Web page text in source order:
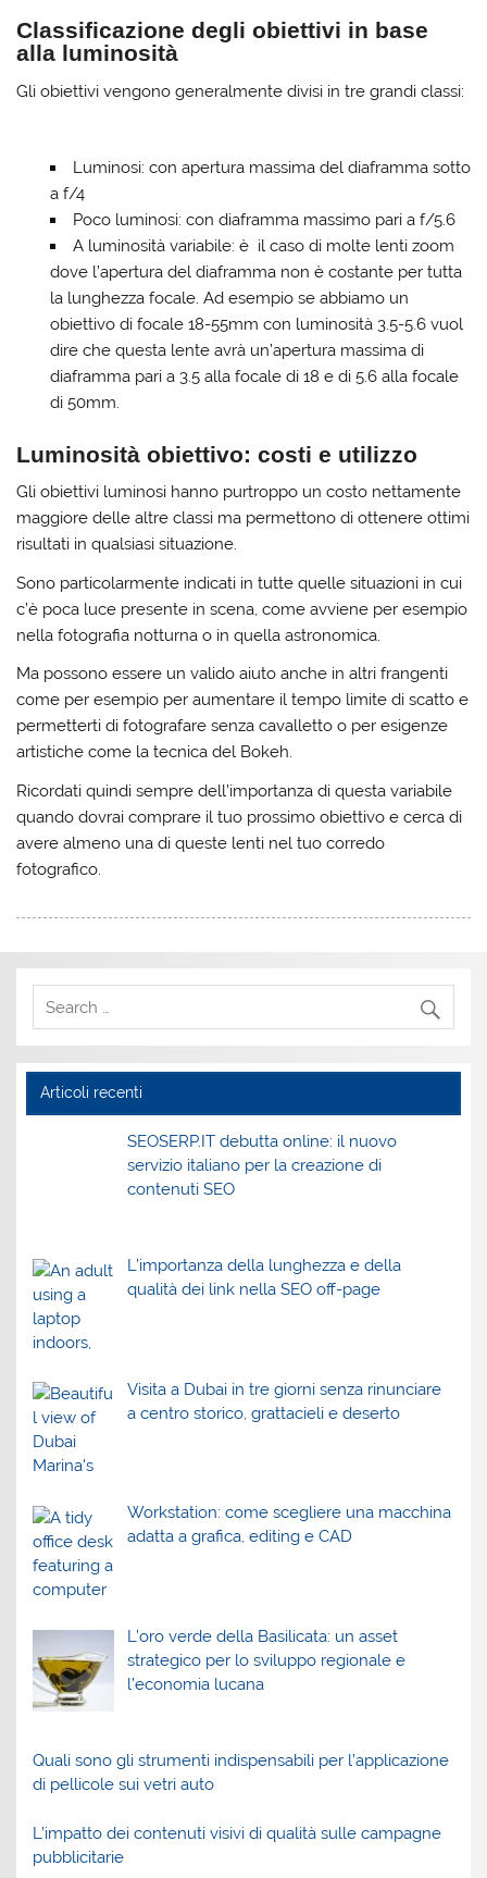
Classificazione degli obiettivi in base
alla luminosità
Gli obiettivi vengono generalmente divisi in tre grandi classi:
Luminosi: con apertura massima del diaframma sotto
a f/4
Poco luminosi: con diaframma massimo pari a f/5.6
A luminosità variabile: è il caso di molte lenti zoom
dove l’apertura del diaframma non è costante per tutta
la lunghezza focale. Ad esempio se abbiamo un
obiettivo di focale 18-55mm con luminosità 3.5-5.6 vuol
dire che questa lente avrà un’apertura massima di
diaframma pari a 3.5 alla focale di 18 e di 5.6 alla focale
di 50mm.
Luminosità obiettivo: costi e utilizzo
Gli obiettivi luminosi hanno purtroppo un costo nettamente
maggiore delle altre classi ma permettono di ottenere ottimi
risultati in qualsiasi situazione.
Sono particolarmente indicati in tutte quelle situazioni in cui
c’è poca luce presente in scena, come avviene per esempio
nella fotografia notturna o in quella astronomica.
Ma possono essere un valido aiuto anche in altri frangenti
come per esempio per aumentare il tempo limite di scatto e
permetterti di fotografare senza cavalletto o per esigenze
artistiche come la tecnica del Bokeh.
Ricordati quindi sempre dell’importanza di questa variabile
quando dovrai comprare il tuo prossimo obiettivo e cerca di
avere almeno una di queste lenti nel tuo corredo
fotografico.
Articoli recenti
SEOSERP.IT debutta online: il nuovo
servizio italiano per la creazione di
contenuti SEO
L’importanza della lunghezza e della
qualità dei link nella SEO off-page
Visita a Dubai in tre giorni senza rinunciare
a centro storico, grattacieli e deserto
Workstation: come scegliere una macchina
adatta a grafica, editing e CAD
L’oro verde della Basilicata: un asset
strategico per lo sviluppo regionale e
l’economia lucana
Quali sono gli strumenti indispensabili per l’applicazione
di pellicole sui vetri auto
L’impatto dei contenuti visivi di qualità sulle campagne
pubblicitarie